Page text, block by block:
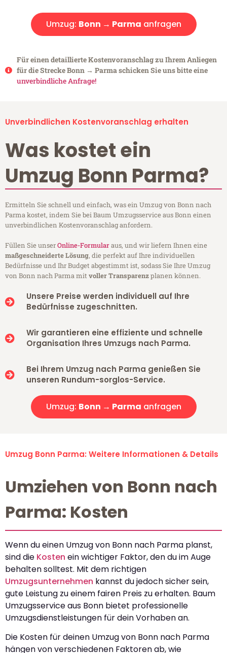
Umzug: Bonn → Parma anfragen
Für einen detaillierte Kostenvoranschlag zu Ihrem Anliegen
für die Strecke Bonn → Parma schicken Sie uns bitte eine
unverbindliche Anfrage!
Unverbindlichen Kostenvoranschlag erhalten
Was kostet ein
Umzug Bonn Parma?
Ermitteln Sie schnell und einfach, was ein Umzug von Bonn nach
Parma kostet, indem Sie bei Baum Umzugsservice aus Bonn einen
unverbindlichen Kostenvoranschlag anfordern.
Füllen Sie unserOnline-Formularaus, und wir liefern Ihnen eine
maßgeschneiderte Lösung, die perfekt auf Ihre individuellen
Bedürfnisse und Ihr Budget abgestimmt ist, sodass Sie Ihre Umzug
von Bonn nach Parma mitvoller Transparenzplanen können.
Unsere Preise werden individuell auf Ihre
Bedürfnisse zugeschnitten.
Wir garantieren eine effiziente und schnelle
Organisation Ihres Umzugs nach Parma.
Bei Ihrem Umzug nach Parma genießen Sie
unseren Rundum-sorglos-Service.
Umzug: Bonn → Parma anfragen
Umzug Bonn Parma: Weitere Informationen & Details
Umziehen von Bonn nach
Parma: Kosten
Wenn du einen Umzug von Bonn nach Parma planst,
sind die Kosten ein wichtiger Faktor, den du im Auge
behalten solltest. Mit dem richtigen
Umzugsunternehmen kannst du jedoch sicher sein,
gute Leistung zu einem fairen Preis zu erhalten. Baum
Umzugsservice aus Bonn bietet professionelle
Umzugsdienstleistungen für dein Vorhaben an.
Die Kosten für deinen Umzug von Bonn nach Parma
hängen von verschiedenen Faktoren ab, wie